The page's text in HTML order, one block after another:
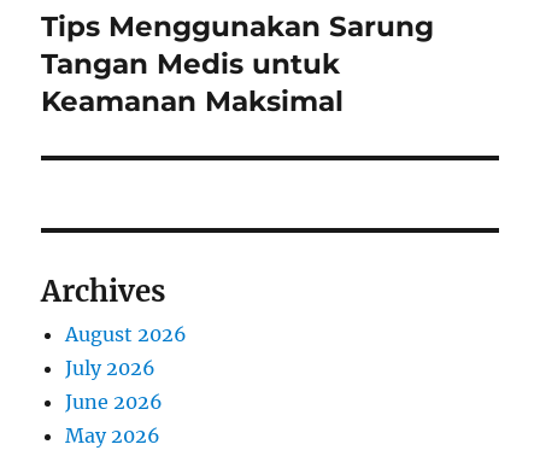
Next
post:
Tips Menggunakan Sarung
Tangan Medis untuk
Keamanan Maksimal
Archives
August 2026
July 2026
June 2026
May 2026